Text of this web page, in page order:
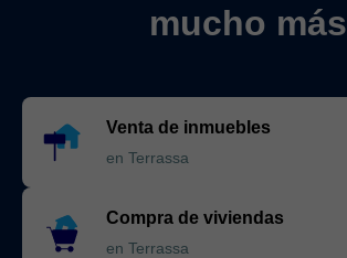
mucho más
Venta de inmuebles
en Terrassa
Compra de viviendas
en Terrassa